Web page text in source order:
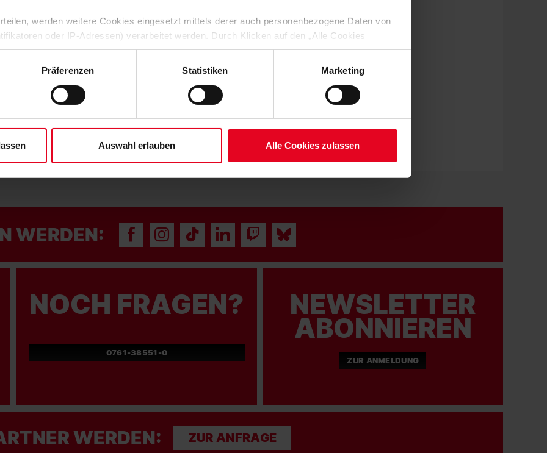
werden weitere Cookies eingesetzt mittels derer auch personenbezogene Daten von
oder IP-Adressen) verarbeitet werden. Durch Klicken auf den „Alle Cookies
der Speicherung aller aufgeführten Cookies und der entsprechenden Verarbeitung Ihrer
die unten jeweils angegebene Zwecke gem. § 25 Abs. 1 TDDDG, Art. 6 Abs. 1 lit. a DSGVO
auswählen, werden nur unbedingt erforderliche Cookies eingesetzt. Ihre etwaig erteilten
Präferenzen Statistiken Marketing
Auswahl erlauben Alle Cookies zulassen
stets alles reinzuwerfen."
- FC Wittlingen | 14. September | 14 Uhr
WERDEN:
NOCH FRAGEN?
0761-38551-0
NEWSLETTER
ABONNIEREN
ZUR ANMELDUNG
WERDEN: ZUR ANFRAGE